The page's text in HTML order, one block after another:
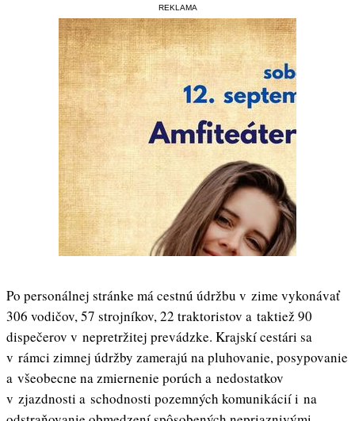
REKLAMA
Po personálnej stránke má cestnú údržbu v zime vykonávať
306 vodičov, 57 strojníkov, 22 traktoristov a taktiež 90
dispečerov v nepretržitej prevádzke. Krajskí cestári sa
v rámci zimnej údržby zamerajú na pluhovanie, posypovanie
a všeobecne na zmiernenie porúch a nedostatkov
v zjazdnosti a schodnosti pozemných komunikácií i na